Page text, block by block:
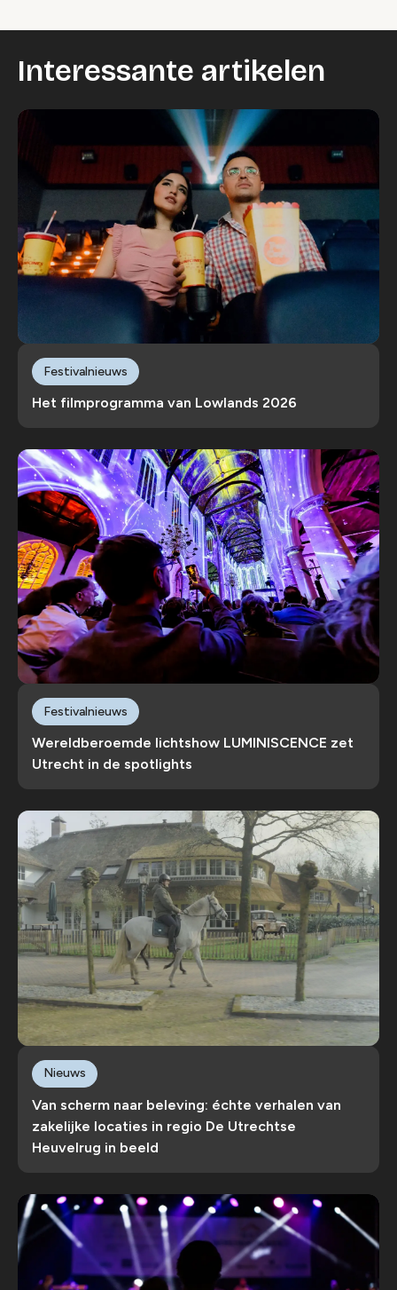
Interessante artikelen
Het filmprogramma van Lowlands 2026
Festivalnieuws
Wereldberoemde lichtshow LUMINISCENCE zet
Utrecht in de spotlights
Festivalnieuws
Van scherm naar beleving: échte verhalen van
zakelijke locaties in regio De Utrechtse
Heuvelrug in beeld
Nieuws